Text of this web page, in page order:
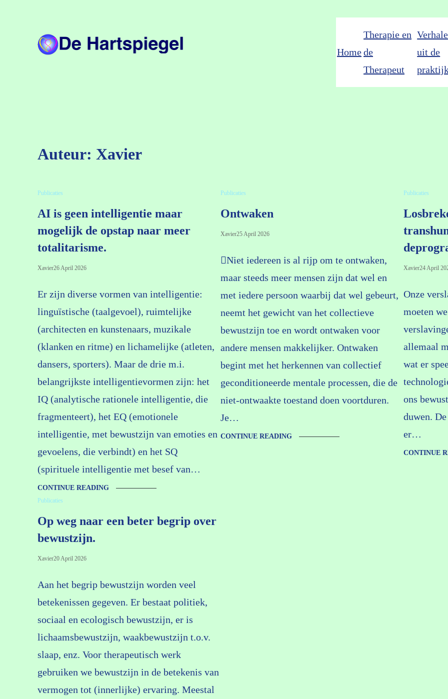
Home
Therapie en
de
Therapeut
uit de
Auteur: Xavier
Publicaties
AI is geen intelligentie maar
mogelijk de opstap naar meer
totalitarisme.
Xavier26 April 2026
Er zijn diverse vormen van intelligentie:
linguïstische (taalgevoel), ruimtelijke
(architecten en kunstenaars, muzikale
(klanken en ritme) en lichamelijke (atleten,
dansers, sporters). Maar de drie m.i.
belangrijkste intelligentievormen zijn: het
IQ (analytische rationele intelligentie, die
fragmenteert), het EQ (emotionele
intelligentie, met bewustzijn van emoties en
gevoelens, die verbindt) en het SQ
(spirituele intelligentie met besef van…
CONTINUE READING
Publicaties
Ontwaken
Xavier25 April 2026
Niet iedereen is al rijp om te ontwaken,
maar steeds meer mensen zijn dat wel en
met iedere persoon waarbij dat wel gebeurt,
neemt het gewicht van het collectieve
bewustzijn toe en wordt ontwaken voor
andere mensen makkelijker. Ontwaken
begint met het herkennen van collectief
geconditioneerde mentale processen, die de
niet-ontwaakte toestand doen voortduren.
Je…
CONTINUE READING
Publicaties
Xavier24 April
Onze
moeten
allemaal
wat er
ons
duwen.
er…
CONTINUE
Publicaties
Op weg naar een beter begrip over
bewustzijn.
Xavier20 April 2026
Aan het begrip bewustzijn worden veel
betekenissen gegeven. Er bestaat politiek,
sociaal en ecologisch bewustzijn, er is
lichaamsbewustzijn, waakbewustzijn t.o.v.
slaap, enz. Voor therapeutisch werk
gebruiken we bewustzijn in de betekenis van
vermogen tot (innerlijke) ervaring. Meestal